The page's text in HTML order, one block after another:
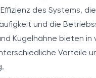
des Systems, die
und die
Kugelhähne bieten in
Vorteile